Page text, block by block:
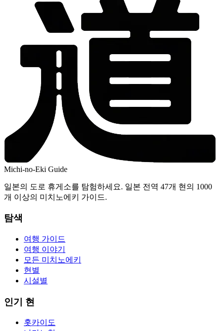
Michi-no-Eki Guide
일본의 도로 휴게소를 탐험하세요. 일본 전역 47개 현의 1000
개 이상의 미치노에키 가이드.
탐색
여행 가이드
여행 이야기
모든 미치노에키
현별
시설별
인기 현
홋카이도